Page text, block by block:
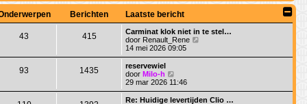
e
i
h
t
a
a
t
s
t
e
b
i
c
h
t
i
k
l
a
a
Berichten Laatste bericht
43 415
Carminat klok niet in te stel…
door Renault_Rene
k
14 mei 2026 09:05
93 1435
reservewiel
door Milo-h
e
k
i
29 mar 2026 11:46
Re: Huidige levertijden Clio …